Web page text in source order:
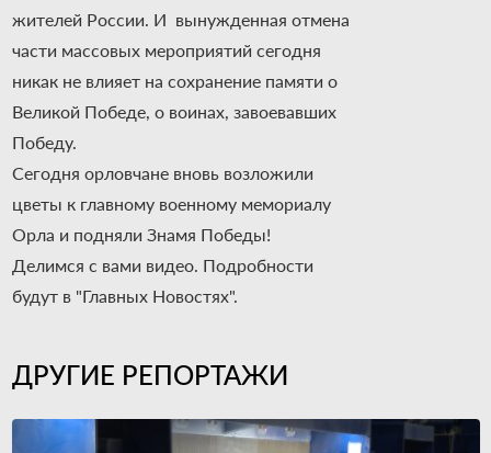
жителей России. И вынужденная отмена
части массовых мероприятий сегодня
никак не влияет на сохранение памяти о
Великой Победе, о воинах, завоевавших
Победу.
Сегодня орловчане вновь возложили
цветы к главному военному мемориалу
Орла и подняли Знамя Победы!
Делимся с вами видео. Подробности
будут в "Главных Новостях".
ДРУГИЕ РЕПОРТАЖИ